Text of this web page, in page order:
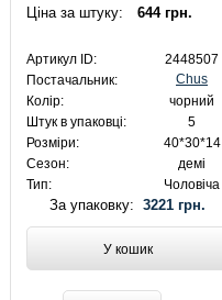
Ціна за штуку: 644 грн.
Артикул ID:
2448507
Постачальник:
Chus
Колір:
чорний
Штук в упаковці:
5
Розміри:
40*30*14
Сезон:
демі
Тип:
Чоловіча
За упаковку:3221 грн.
У кошик